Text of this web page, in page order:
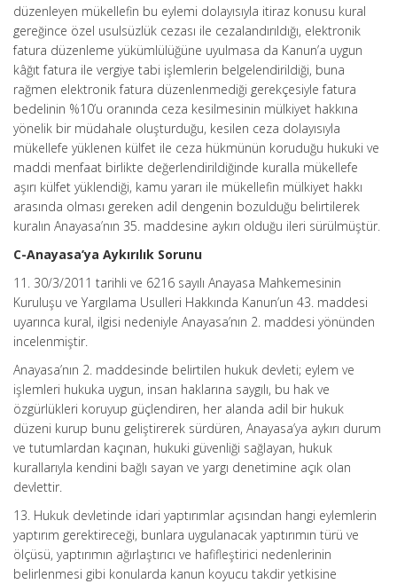
düzenleyen mükellefin bu eylemi dolayısıyla itiraz konusu kural
gereğince özel usulsüzlük cezası ile cezalandırıldığı, elektronik
fatura düzenleme yükümlülüğüne uyulmasa da Kanun’a uygun
kâğıt fatura ile vergiye tabi işlemlerin belgelendirildiği, buna
rağmen elektronik fatura düzenlenmediği gerekçesiyle fatura
bedelinin %10’u oranında ceza kesilmesinin mülkiyet hakkına
yönelik bir müdahale oluşturduğu, kesilen ceza dolayısıyla
mükellefe yüklenen külfet ile ceza hükmünün koruduğu hukuki ve
maddi menfaat birlikte değerlendirildiğinde kuralla mükellefe
aşırı külfet yüklendiği, kamu yararı ile mükellefin mülkiyet hakkı
arasında olması gereken adil dengenin bozulduğu belirtilerek
kuralın Anayasa’nın 35. maddesine aykırı olduğu ileri sürülmüştür.
C-Anayasa’ya Aykırılık Sorunu
11. 30/3/2011 tarihli ve 6216 sayılı Anayasa Mahkemesinin
Kuruluşu ve Yargılama Usulleri Hakkında Kanun’un 43. maddesi
uyarınca kural, ilgisi nedeniyle Anayasa’nın 2. maddesi yönünden
incelenmiştir.
Anayasa’nın 2. maddesinde belirtilen hukuk devleti; eylem ve
işlemleri hukuka uygun, insan haklarına saygılı, bu hak ve
özgürlükleri koruyup güçlendiren, her alanda adil bir hukuk
düzeni kurup bunu geliştirerek sürdüren, Anayasa’ya aykırı durum
ve tutumlardan kaçınan, hukuki güvenliği sağlayan, hukuk
kurallarıyla kendini bağlı sayan ve yargı denetimine açık olan
devlettir.
13. Hukuk devletinde idari yaptırımlar açısından hangi eylemlerin
yaptırım gerektireceği, bunlara uygulanacak yaptırımın türü ve
ölçüsü, yaptırımın ağırlaştırıcı ve hafifleştirici nedenlerinin
belirlenmesi gibi konularda kanun koyucu takdir yetkisine